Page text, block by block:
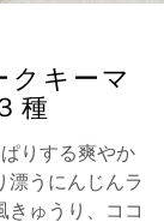
クキーマ
種
りする爽やか
漂うにんじんラ
きゅうり、ココ